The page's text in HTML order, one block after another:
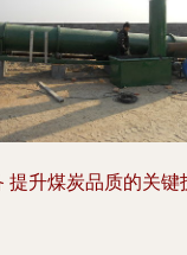
提升煤炭品质的关键